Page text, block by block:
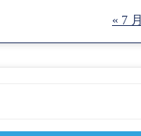
« 7 月